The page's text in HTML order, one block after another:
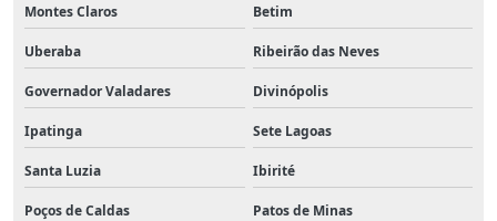
Montes Claros Betim
Uberaba Ribeirão das Neves
Governador Valadares Divinópolis
Ipatinga Sete Lagoas
Santa Luzia Ibirité
Poços de Caldas Patos de Minas